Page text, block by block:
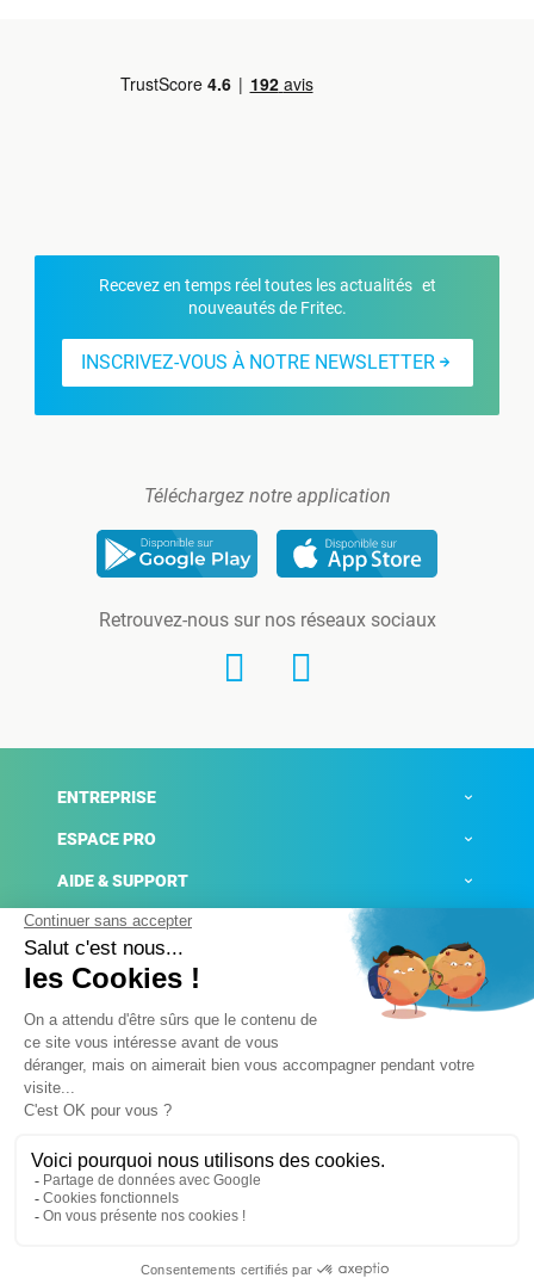
Recevez en temps réel toutes les actualités et
nouveautés de Fritec.
INSCRIVEZ-VOUS À NOTRE NEWSLETTER
Téléchargez notre application
Retrouvez-nous sur nos réseaux sociaux
ENTREPRISE
ESPACE PRO
AIDE & SUPPORT
ACTUALITÉS
Mentions légales
Conditions générales de ventes
Plateforme de signalement